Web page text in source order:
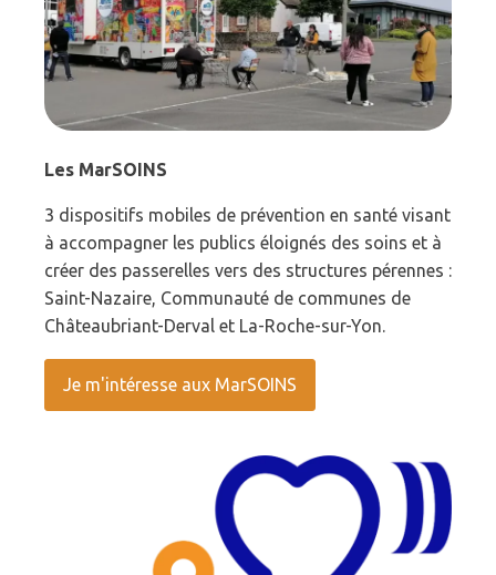
Les MarSOINS
3 dispositifs mobiles de prévention en santé visant
à accompagner les publics éloignés des soins et à
créer des passerelles vers des structures pérennes :
Saint-Nazaire, Communauté de communes de
Châteaubriant-Derval et La-Roche-sur-Yon.
Je m'intéresse aux MarSOINS